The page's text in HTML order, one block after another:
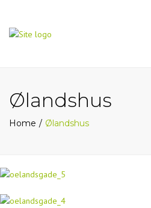
Ølandshus
Home Ølandshus